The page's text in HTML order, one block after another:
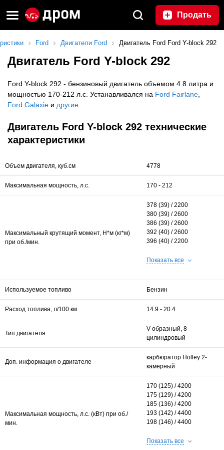
Продать
Ford Двигатели Ford Двигатель Ford Ford Y-block 292
Двигатель Ford Y-block 292
Ford Y-block 292 - бензиновый двигатель объемом 4.8 литра и
мощностью 170-212 л.с. Устанавливался на Ford Fairlane
Ford Galaxie и другие
Двигатель Ford Y-block 292 технические
характеристики
Объем двигателя, куб.см 4778
Максимальная мощность, л.с. 170 - 212
Максимальный крутящий момент, Н*м (кг*м)
при об./мин.
378 (39) / 2200
380 (39) / 2600
386 (39) / 2600
392 (40) / 2600
396 (40) / 2200
403 (41) / 2700
Показать все
Используемое топливо Бензин
Расход топлива, л/100 км 14.9 - 20.4
Тип двигателя
V-образный, 8-
цилиндровый
Доп. информация о двигателе
карбюратор Holley 2-
камерный
Максимальная мощность, л.с. (кВт) при об./
мин.
170 (125) / 4200
175 (129) / 4200
185 (136) / 4200
193 (142) / 4400
198 (146) / 4400
202 (149) / 4600
Показать все